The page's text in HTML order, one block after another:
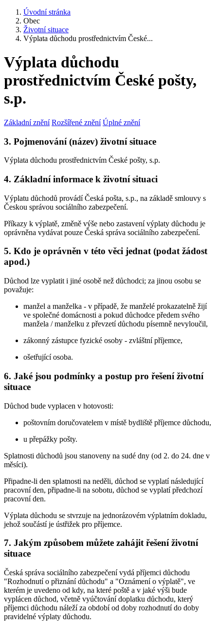
Úvodní stránka
Obec
Životní situace
Výplata důchodu prostřednictvím České...
Výplata důchodu
prostřednictvím České pošty,
s.p.
Základní znění Rozšířené znění Úplné znění
3. Pojmenování (název) životní situace
Výplata důchodu prostřednictvím České pošty, s.p.
4. Základní informace k životní situaci
Výplatu důchodů provádí Česká pošta, s.p., na základě smlouvy s
Českou správou sociálního zabezpečení.
Příkazy k výplatě, změně výše nebo zastavení výplaty důchodu je
oprávněna vydávat pouze Česká správa sociálního zabezpečení.
5. Kdo je oprávněn v této věci jednat (podat žádost
apod.)
Důchod lze vyplatit i jiné osobě než důchodci; za jinou osobu se
považuje:
manžel a manželka - v případě, že manželé prokazatelně žijí
ve společné domácnosti a pokud důchodce předem svého
manžela / manželku z převzetí důchodu písemně nevyloučil,
zákonný zástupce fyzické osoby - zvláštní příjemce,
ošetřující osoba.
6. Jaké jsou podmínky a postup pro řešení životní
situace
Důchod bude vyplacen v hotovosti:
poštovním doručovatelem v místě bydliště příjemce důchodu,
u přepážky pošty.
Splatnosti důchodů jsou stanoveny na sudé dny (od 2. do 24. dne v
měsíci).
Připadne-li den splatnosti na neděli, důchod se vyplatí následující
pracovní den, připadne-li na sobotu, důchod se vyplatí předchozí
pracovní den.
Výplata důchodu se stvrzuje na jednorázovém výplatním dokladu,
jehož součástí je ústřižek pro příjemce.
7. Jakým způsobem můžete zahájit řešení životní
situace
Česká správa sociálního zabezpečení vydá příjemci důchodu
"Rozhodnutí o přiznání důchodu" a "Oznámení o výplatě", ve
kterém je uvedeno od kdy, na které poště a v jaké výši bude
vyplácen důchod, včetně vyúčtování doplatku důchodu, který
příjemci důchodu náleží za období od doby rozhodnutí do doby
pravidelné výplaty důchodu.